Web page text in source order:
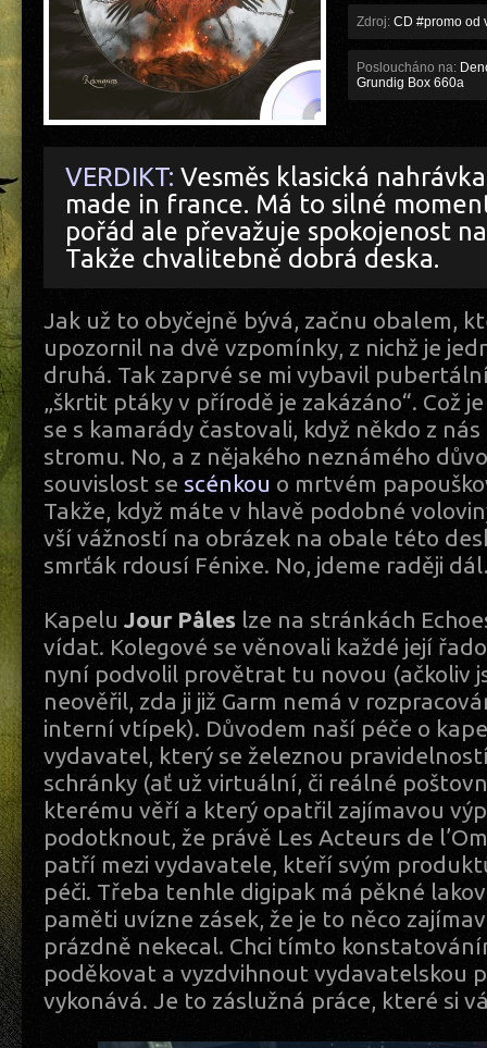
Zdroj: CD #promo od
Posloucháno na:
Grundig Box 660a
VERDIKT: Vesměs klasická
made in france. Má to silné
pořád ale převažuje spokojenost
Takže chvalitebně dobrá deska.
Jak už to obyčejně bývá, začnu obalem,
upozornil na dvě vzpomínky, z nichž je
druhá. Tak zaprvé se mi vybavil
„škrtit ptáky v přírodě je zakázáno“. Což
se s kamarády častovali, když někdo z
stromu. No, a z nějakého neznámého
souvislost se scénkou o mrtvém
Takže, když máte v hlavě podobné
vší vážností na obrázek na obale této
smrťák rdousí Fénixe. No, jdeme raději
Kapelu Jour Pâles lze na stránkách
vídat. Kolegové se věnovali každé její
nyní podvolil provětrat tu novou (ačkoliv
neověřil, zda ji již Garm nemá v
interní vtípek). Důvodem naší péče o
vydavatel, který se železnou
schránky (ať už virtuální, či reálné
kterému věří a který opatřil zajímavou
podotknout, že právě Les Acteurs de
patří mezi vydavatele, kteří svým
péči. Třeba tenhle digipak má pěkné
paměti uvízne zásek, že je to něco
prázdně nekecal. Chci tímto
poděkovat a vyzdvihnout vydavatelskou
vykonává. Je to záslužná práce, které si